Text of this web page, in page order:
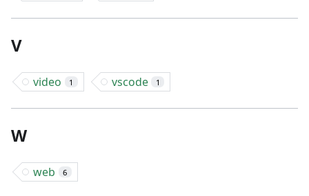
V
video 1 vscode 1
W
web 6